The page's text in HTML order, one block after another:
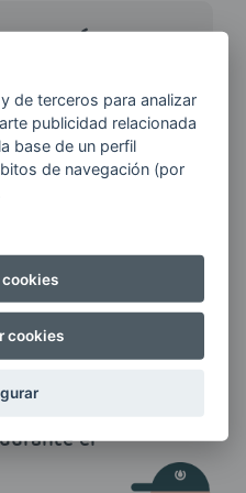
medio, incluido
el
de terceros para analizar
publicidad relacionada
base de un perfil
de navegación (por
cookies